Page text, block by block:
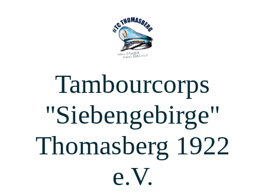
Tambourcorps
"Siebengebirge"
Thomasberg 1922
e.V.